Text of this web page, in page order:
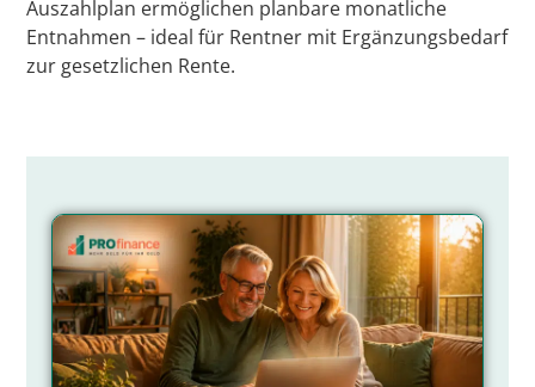
Auszahlplan ermöglichen planbare monatliche
Entnahmen – ideal für Rentner mit Ergänzungsbedarf
zur gesetzlichen Rente.